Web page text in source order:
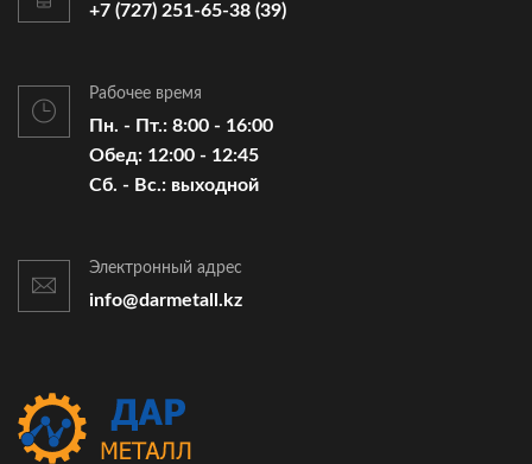
+7 (727) 251-65-38 (39)
Рабочее время
Пн. - Пт.: 8:00 - 16:00
Обед: 12:00 - 12:45
Cб. - Вс.: выходной
Электронный адрес
info@darmetall.kz